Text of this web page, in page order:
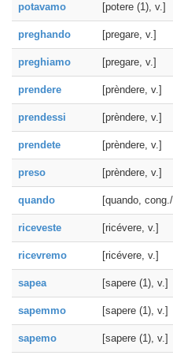
potavamo [potere (1), v.]
preghando [pregare, v.]
preghiamo [pregare, v.]
prendere [prèndere, v.]
prendessi [prèndere, v.]
prendete [prèndere, v.]
preso [prèndere, v.]
quando [quando,
riceveste [ricévere, v.]
ricevremo [ricévere, v.]
sapea [sapere (1), v.]
sapemmo [sapere (1), v.]
sapemo [sapere (1), v.]